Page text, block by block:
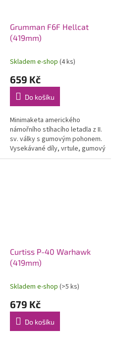
Grumman F6F Hellcat
(419mm)
Skladem e-shop (4 ks)
659 Kč
Do košíku
Minimaketa amerického
námořního stíhacího letadla z II.
sv. války s gumovým pohonem.
Vysekávané díly, vrtule, gumový
svazek a potah. materiál.
Curtiss P-40 Warhawk
(419mm)
Skladem e-shop (>5 ks)
679 Kč
Do košíku